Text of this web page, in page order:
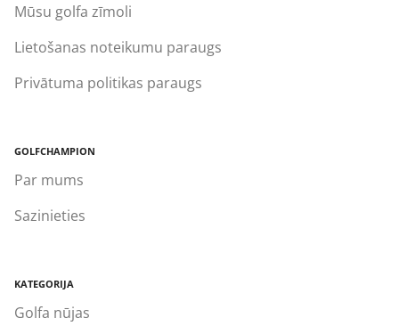
Mūsu golfa zīmoli
Lietošanas noteikumu paraugs
Privātuma politikas paraugs
GOLFCHAMPION
Par mums
Sazinieties
KATEGORIJA
Golfa nūjas